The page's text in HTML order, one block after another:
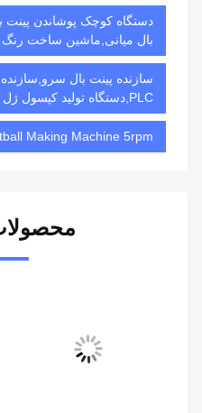
دستگاه کوچک پوشاندن پینت
بال میانی,ماشین ساخت رنگ برقی 5 دور
سازنده پینت بال سرو,سازنده
PLC,دستگاه تولید کپسول ژل نرم 15KW
Making Machine 5rpm